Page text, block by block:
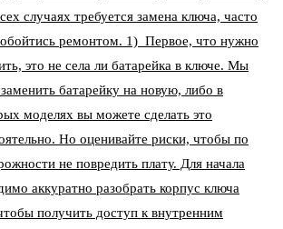
случаях требуется замена ключа, часто
ремонтом. 1) Первое, что нужно
это не села ли батарейка в ключе. Мы
батарейку на новую, либо в
моделях вы можете сделать это
Но оценивайте риски, чтобы по
не повредить плату. Для начала
аккуратно разобрать корпус ключа
получить доступ к внутренним